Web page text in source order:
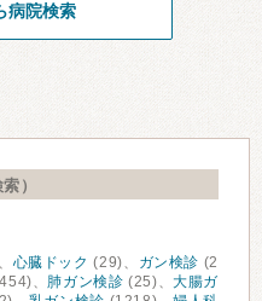
病院検索
）
心臓ドック (29)、 ガン検診 (2
、 肺ガン検診 (25)、大腸ガ